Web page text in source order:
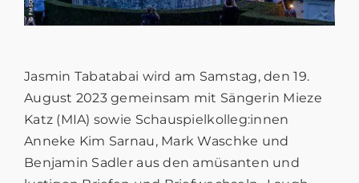
Jasmin Tabatabai wird am Samstag, den 19.
August 2023 gemeinsam mit Sängerin Mieze
Katz (MIA) sowie Schauspielkolleg:innen
Anneke Kim Sarnau, Mark Waschke und
Benjamin Sadler aus den amüsanten und